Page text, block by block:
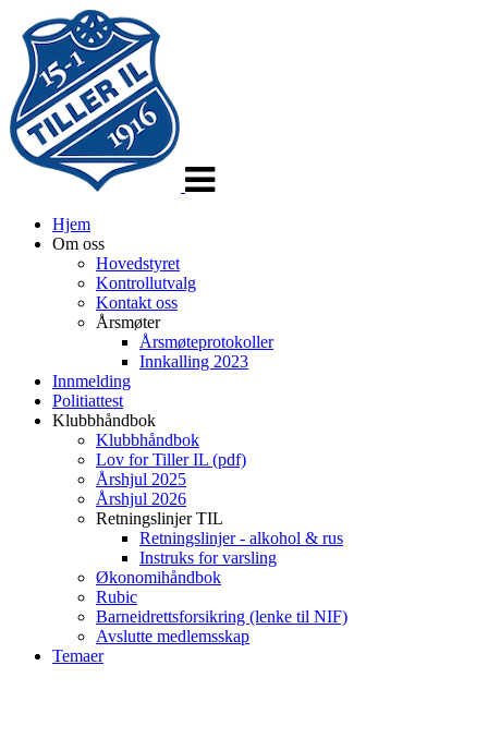
Hjem
Om oss
Hovedstyret
Kontrollutvalg
Kontakt oss
Årsmøter
Årsmøteprotokoller
Innkalling 2023
Innmelding
Politiattest
Klubbhåndbok
Klubbhåndbok
Lov for Tiller IL (pdf)
Årshjul 2025
Årshjul 2026
Retningslinjer TIL
Retningslinjer - alkohol & rus
Instruks for varsling
Økonomihåndbok
Rubic
Barneidrettsforsikring (lenke til NIF)
Avslutte medlemsskap
Temaer